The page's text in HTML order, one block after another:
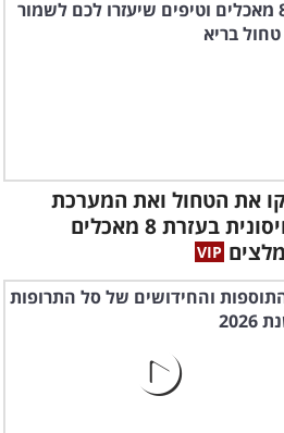
את הטחול ואת המערכת
החיסונית בעזרת 8 מאכלים